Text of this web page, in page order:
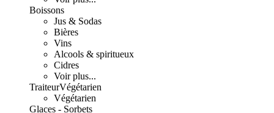
Boissons
Jus & Sodas
Bières
Vins
Alcools & spiritueux
Cidres
Voir plus...
TraiteurVégétarien
Végétarien
Glaces - Sorbets